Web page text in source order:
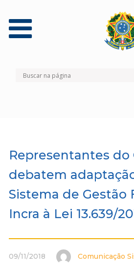
Representantes do
debatem
Sistema de Gestão
Incra à Lei 13.639/
09/11/2018 Comunicação